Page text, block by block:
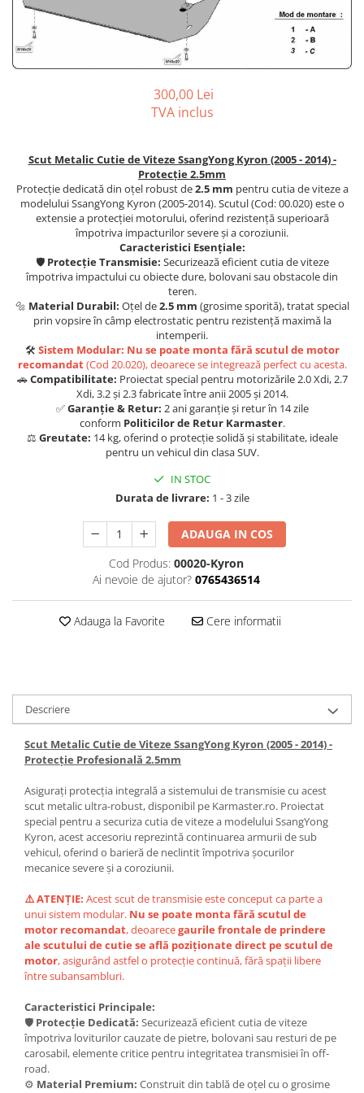
Carlige Dodge
Carlige Dongfeng
Carlige DR
Carlige Ford
Carlige Honda
Carlige Hyundai
Carlige Infiniti
Carlige Isuzu
Carlige Jaecoo
Carlige Jaecoo 5
Carlige Jaecoo 7
Carlige Jaecoo E5
Carlige Jeep
Carlige Kia
Carlige Lancia
Carlige Land Rover
Carlige Lexus
Carlige MAN
Carlige MG
Carlige Mini
Carlige Mitsubishi
Carlige Omoda
Carlige Opel
Carlige Peugeot
Carlige Plymouth
Carlige Polestar
Carlige Porsche
Carlige Renault
Carlige Seat
Carlige Skoda
Carlige SsangYong
Carlige Subaru
Carlige Suzuki
Covorase auto Kia
Covorase auto Land Rover
Covorase auto Lexus
Covorase auto Nissan
Covorase auto Opel
Covorase auto Peugeot
Covorase auto Porsche
Covorase auto Renault
Covorase auto Saab
Covorase auto Skoda
Covorase auto Subaru
Covorase auto Suzuki
Covorase auto Toyota
Covorase auto Volvo
Covorase auto Vw
Scut motor EVO
Scut motor Fiat
Scut motor Ford
Scut motor Iveco
Scut motor Jeep
Scut motor Kia
Scut motor Lada
Scut motor Lancia
Scut motor Leapmotor
Scut motor Lexus
Scut motor MAN
Scut motor Maxus
Scut motor Mazda
Scut motor Mercedes
Scut motor Mitsubishi
Scut motor Nissan
Scut motor Opel
Scut motor Peugeot
Scut motor Porsche
Scut motor Seat
Scut motor Skoda
Scut motor Smart
Scut motor Subaru
Scut motor Suzuki
Scut motor Tesla
Scut motor Toyota
Scut motor Volvo
Scut motor Volvo C40
Scut motor Volvo V90
Scut motor Volvo XC40
300,00 Lei
TVA inclus
Scut Metalic Cutie de Viteze SsangYong Kyron (2005 - 2014) -
Protecție 2.5mm
Protecție dedicată din oțel robust de2.5 mm pentru cutia de viteze a
modelului SsangYong Kyron (2005-2014). Scutul (Cod: 00.020) este o
extensie a protecției motorului, oferind rezistență superioară
împotriva impacturilor severe și a coroziunii.
Caracteristici Esențiale:
🛡️ Protecție Transmisie: Securizează eficient cutia de viteze
împotriva impactului cu obiecte dure, bolovani sau obstacole din
teren.
🔩 Material Durabil: Oțel de2.5 mm (grosime sporită), tratat special
prin vopsire în câmp electrostatic pentru rezistență maximă la
intemperii.
🛠️ Sistem Modular: Nu se poate monta fără scutul de motor
recomandat(Cod 20.020), deoarece se integrează perfect cu acesta.
🚗Compatibilitate: Proiectat special pentru motorizările 2.0 Xdi, 2.7
Xdi, 3.2 și 2.3 fabricate între anii 2005 și 2014.
✅Garanție & Retur: 2 ani garanție și retur în 14 zile
conform Politicilor de Retur Karmaster.
⚖️ Greutate: 14 kg, oferind o protecție solidă și stabilitate, ideale
pentru un vehicul din clasa SUV.
IN STOC
Durata de livrare: 1 - 3 zile
ADAUGA IN COS
Cod Produs: 00020-Kyron
Ai nevoie de ajutor? 0765436514
Adauga la Favorite Cere informatii
Descriere
Scut Metalic Cutie de Viteze SsangYong Kyron (2005 - 2014) -
Protecție Profesională 2.5mm
Asigurați protecția integrală a sistemului de transmisie cu acest
scut metalic ultra-robust, disponibil pe Karmaster.ro. Proiectat
special pentru a securiza cutia de viteze a modelului SsangYong
Kyron, acest accesoriu reprezintă continuarea armurii de sub
vehicul, oferind o barieră de neclintit împotriva șocurilor
mecanice severe și a coroziunii.
⚠️ ATENȚIE: Acest scut de transmisie este conceput ca parte a
unui sistem modular. Nu se poate monta fără scutul de
motor recomandat, deoarecegaurile frontale de prindere
ale scutului de cutie se află poziționate direct pe scutul de
motor, asigurând astfel o protecție continuă, fără spații libere
între subansambluri.
Caracteristici Principale:
🛡️ Protecție Dedicată: Securizează eficient cutia de viteze
împotriva loviturilor cauzate de pietre, bolovani sau resturi de pe
carosabil, elemente critice pentru integritatea transmisiei în off-
road.
⚙️ Material Premium: Construit din tablă de oțel cu o grosime